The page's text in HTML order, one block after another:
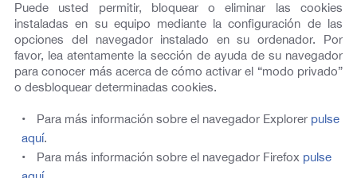
Puede usted permitir, bloquear o eliminar las cookies
instaladas en su equipo mediante la configuración de las
opciones del navegador instalado en su ordenador. Por
favor, lea atentamente la sección de ayuda de su navegador
para conocer más acerca de cómo activar el “modo privado”
o desbloquear determinadas cookies.
Para más información sobre el navegador Explorer pulse
aquí.
Para más información sobre el navegador Firefox pulse